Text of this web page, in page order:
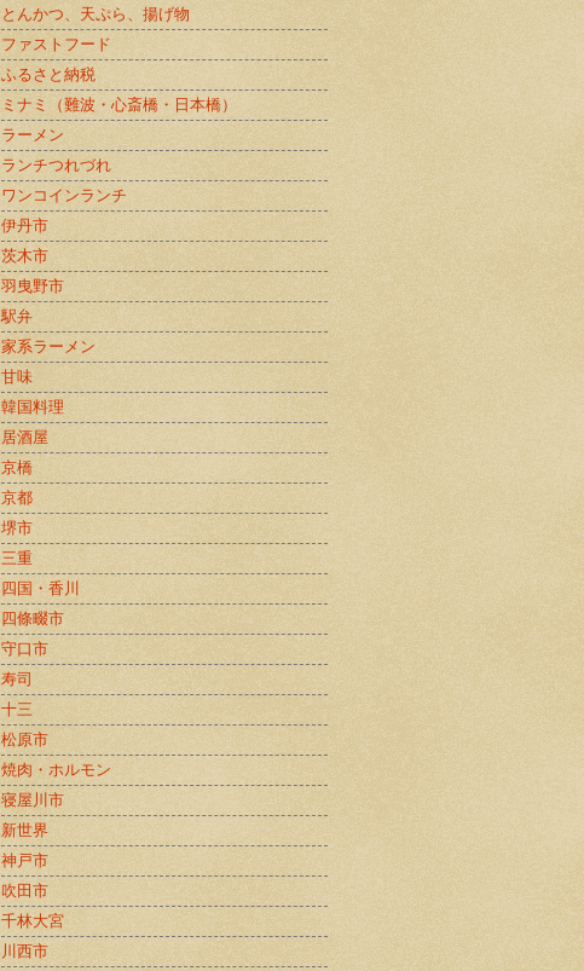
とんかつ、天ぷら、揚げ物
ファストフード
ふるさと納税
ミナミ（難波・心斎橋・日本橋）
ラーメン
ランチつれづれ
ワンコインランチ
伊丹市
茨木市
羽曳野市
駅弁
家系ラーメン
甘味
韓国料理
居酒屋
京橋
京都
堺市
三重
四国・香川
四條畷市
守口市
寿司
十三
松原市
焼肉・ホルモン
寝屋川市
新世界
神戸市
吹田市
千林大宮
川西市